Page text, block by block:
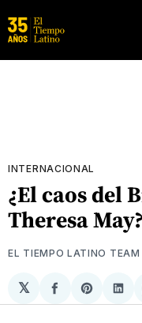
INTERNACIONAL
¿El caos del
Theresa May?
EL TIEMPO LATINO TEAM
𝕏
Compartir
en
Share
on
en